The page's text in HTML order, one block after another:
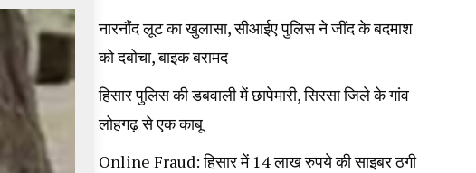
नारनौंद लूट का खुलासा, सीआईए पुलिस ने जींद के बदमाश
को दबोचा, बाइक बरामद
हिसार पुलिस की डबवाली में छापेमारी, सिरसा जिले के गांव
लोहगढ़ से एक काबू
Online Fraud: हिसार में 14 लाख रुपये की साइबर ठगी